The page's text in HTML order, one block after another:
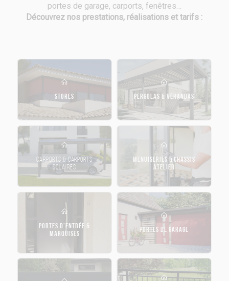
portes de garage, carports, fenêtres…
Découvrez nos prestations, réalisations et tarifs :
STORES PERGOLAS & VÉRANDAS
CARPORTS & CARPORTS
SOLAIRES
MENUISERIES & CHASSIS
ATELIER
PORTES D’ENTRÉE &
MARQUISES
PORTES DE GARAGE